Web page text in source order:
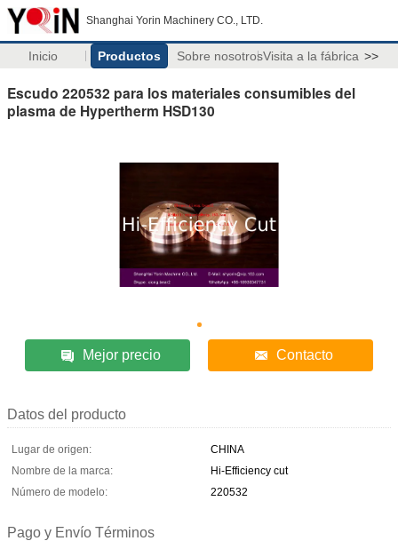
Shanghai Yorin Machinery CO., LTD.
Inicio Productos Sobre nosotrosVisita a la fábrica >>
Escudo 220532 para los materiales consumibles del
plasma de Hypertherm HSD130
Mejor precio Contacto
Datos del producto
Lugar de origen:
CHINA
Nombre de la marca:
Hi-Efficiency cut
Número de modelo:
220532
Pago y Envío Términos